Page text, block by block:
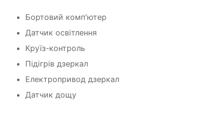
Бортовий комп'ютер
Датчик освітлення
Круїз-контроль
Підігрів дзеркал
Електропривод дзеркал
Датчик дощу